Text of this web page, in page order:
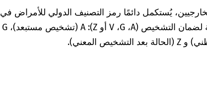
يُستكمل دائمًا رمز التصنيف الدولي للأمراض في
المستندات الطبية بعلامات إضافية لضمان التشخيص (A‏، G‏، V أو Z): A (تشخيص مستبعد)، G